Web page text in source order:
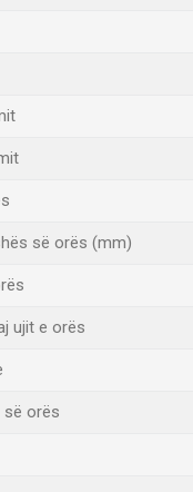
së orës (mm)
ujit e orës
së orës